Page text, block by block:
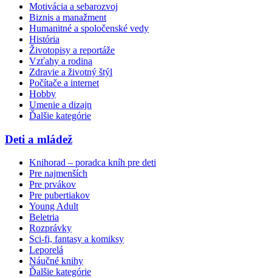
Motivácia a sebarozvoj
Biznis a manažment
Humanitné a spoločenské vedy
História
Životopisy a reportáže
Vzťahy a rodina
Zdravie a životný štýl
Počítače a internet
Hobby
Umenie a dizajn
Ďalšie kategórie
Deti a mládež
Knihorad – poradca kníh pre deti
Pre najmenších
Pre prvákov
Pre pubertiakov
Young Adult
Beletria
Rozprávky
Sci-fi, fantasy a komiksy
Leporelá
Náučné knihy
Ďalšie kategórie